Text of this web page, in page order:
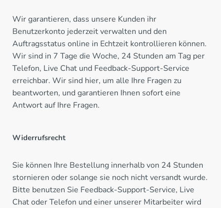
Wir garantieren, dass unsere Kunden ihr
Benutzerkonto jederzeit verwalten und den
Auftragsstatus online in Echtzeit kontrollieren können.
Wir sind in 7 Tage die Woche, 24 Stunden am Tag per
Telefon, Live Chat und Feedback-Support-Service
erreichbar. Wir sind hier, um alle Ihre Fragen zu
beantworten, und garantieren Ihnen sofort eine
Antwort auf Ihre Fragen.
Widerrufsrecht
Sie können Ihre Bestellung innerhalb von 24 Stunden
stornieren oder solange sie noch nicht versandt wurde.
Bitte benutzen Sie Feedback-Support-Service, Live
Chat oder Telefon und einer unserer Mitarbeiter wird